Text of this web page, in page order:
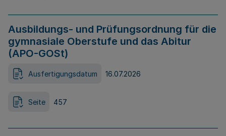
Ausbildungs- und Prüfungsordnung für die
gymnasiale Oberstufe und das Abitur
(APO-GOSt)
Ausfertigungsdatum 16.07.2026
Seite 457